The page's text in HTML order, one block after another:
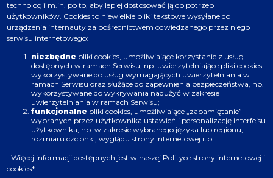
Nafta, chemia, gaz
Energetyka
Budownictwo
Produkcja
Infrastruktura
technologii m.in. po to, aby lepiej dostosować ją do potrzeb
użytkowników. Cookies to niewielkie pliki tekstowe wysyłane do
urządzenia internauty za pośrednictwem odwiedzanego przez niego
serwisu internetowego:
niezbędne pliki cookies, umożliwiające korzystanie z usług
dostępnych w ramach Serwisu, np. uwierzytelniające pliki cookies
wykorzystywane do usług wymagających uwierzytelniania w
ramach Serwisu oraz służące do zapewnienia bezpieczeństwa, np.
wykorzystywane do wykrywania nadużyć w zakresie
uwierzytelniania w ramach Serwisu;
funkcjonalne pliki cookies, umożliwiające „zapamiętanie”
wybranych przez użytkownika ustawień i personalizację interfejsu
użytkownika, np. w zakresie wybranego języka lub regionu,
rozmiaru czcionki, wyglądu strony internetowej itp.
Więcej informacji dostępnych jest w naszej Polityce strony internetowej i
cookies*.